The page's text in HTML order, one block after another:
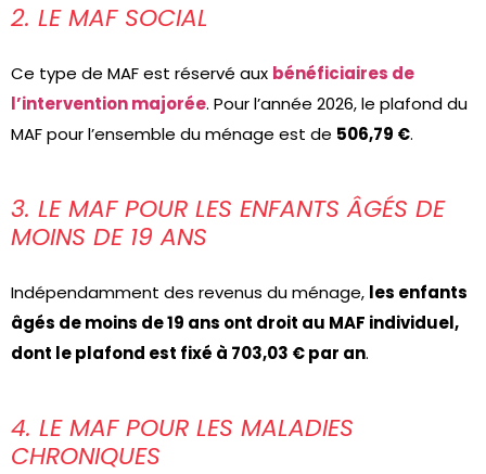
2. LE MAF SOCIAL
Ce type de MAF est réservé aux bénéficiaires de
l’intervention majorée. Pour l’année 2026, le plafond du
MAF pour l’ensemble du ménage est de 506,79 €.
3. LE MAF POUR LES ENFANTS ÂGÉS DE
MOINS DE 19 ANS
Indépendamment des revenus du ménage, les enfants
âgés de moins de 19 ans ont droit au MAF individuel,
dont le plafond est fixé à 703,03 € par an.
4. LE MAF POUR LES MALADIES
CHRONIQUES